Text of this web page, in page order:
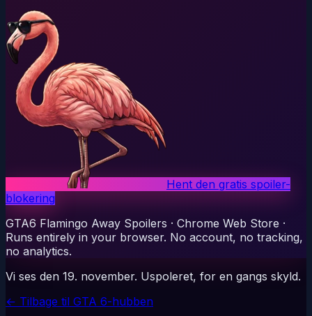
Hent den gratis spoiler-
blokering
GTA6 Flamingo Away Spoilers · Chrome Web Store ·
Runs entirely in your browser. No account, no tracking,
no analytics.
Vi ses den 19. november. Uspoleret, for en gangs skyld.
← Tilbage til GTA 6-hubben